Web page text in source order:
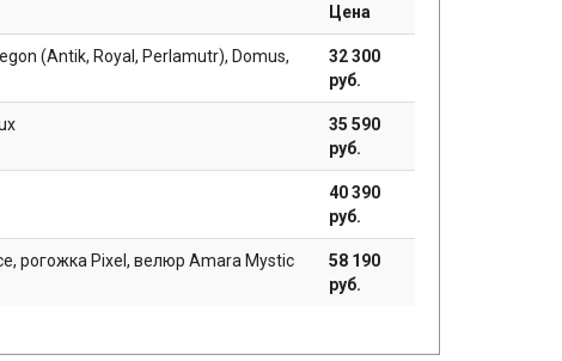
Цена
(Antik, Royal, Perlamutr), Domus,
32 300
руб.
35 590
руб.
40 390
руб.
рогожка Pixel, велюр Amara Mystic
58 190
руб.